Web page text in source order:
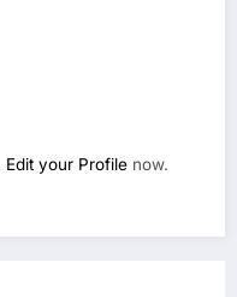
Edit your Profile now.